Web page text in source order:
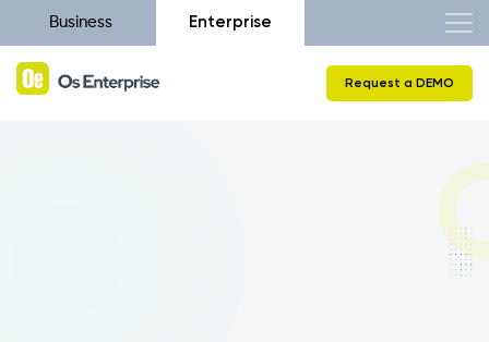
Business Enterprise
Request a DEMO